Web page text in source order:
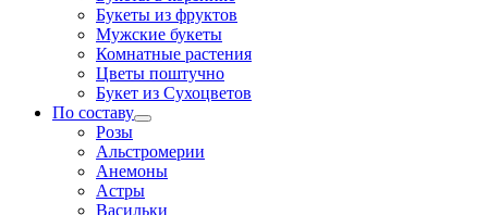
Букеты из фруктов
Мужские букеты
Комнатные растения
Цветы поштучно
Букет из Сухоцветов
По составу
Розы
Альстромерии
Анемоны
Астры
Васильки